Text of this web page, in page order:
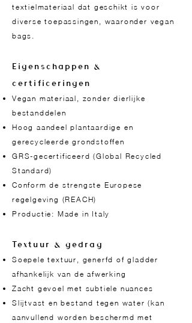
textielmateriaal dat geschikt is voor
diverse toepassingen, waaronder vegan
bags.
Eigenschappen &
certificeringen
Vegan materiaal, zonder dierlijke
bestanddelen
Hoog aandeel plantaardige en
gerecycleerde grondstoffen
GRS-gecertificeerd (Global Recycled
Standard)
Conform de strengste Europese
regelgeving (REACH)
Productie: Made in Italy
Textuur & gedrag
Soepele textuur, generfd of gladder
afhankelijk van de afwerking
Zacht gevoel met subtiele nuances
Slijtvast en bestand tegen water (kan
aanvullend worden beschermd met